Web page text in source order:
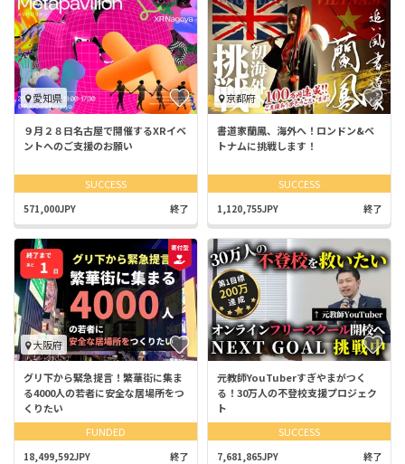
愛知県
９月２８日名古屋で開催するXRイベ
ントへのご支援のお願い
SUCCESS
571,000JPY 終了
京都府
書道家蘭鳳、海外へ！ロンドン&ベ
トナムに挑戦します！
SUCCESS
1,120,755JPY 終了
大阪府
グリ下から緊急提言！繁華街に集ま
る4000人の若者に安全な居場所をつ
くりたい
FUNDED
18,499,592JPY 終了
元教師YouTuberすぎやまがつく
る！30万人の不登校支援プロジェク
ト
SUCCESS
7,681,865JPY 終了